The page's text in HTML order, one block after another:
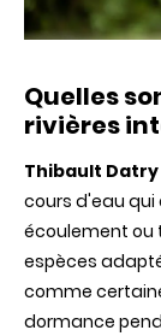
Quelles
rivières
Thibault Datry
cours d'eau qui
écoulement ou
espèces
comme
dormance